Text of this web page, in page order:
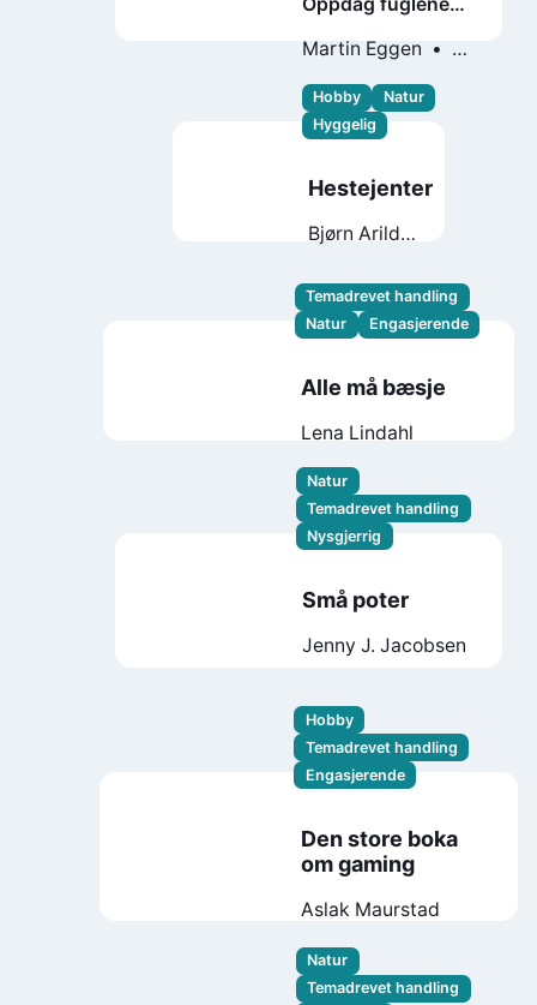
Martin Eggen
Hobby
Natur
Hyggelig
Hestejenter
Bjørn Arild
Temadrevet handling
Natur
Engasjerende
Alle må bæsje
Lena Lindahl
Natur
Temadrevet handling
Nysgjerrig
Små poter
Jenny J. Jacobsen
Hobby
Temadrevet handling
Engasjerende
Den store boka
om gaming
Aslak Maurstad
Natur
Temadrevet handling